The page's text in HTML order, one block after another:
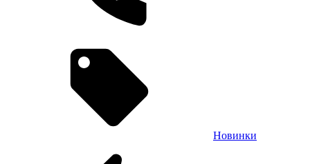
Новинки